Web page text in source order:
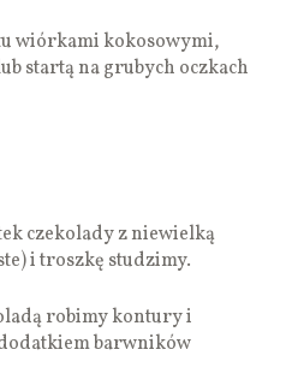
wiórkami kokosowymi,
startą na grubych oczkach
czekolady z niewielką
i troszkę studzimy.
robimy kontury i
barwników